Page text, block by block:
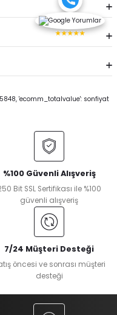
'ecomm_totalvalue': sonfiyat
%100 Güvenli Alışveriş
Bit SSL Sertifikası ile %100
güvenli alışveriş
7/24 Müşteri Desteği
öncesi ve sonrası müşteri
desteği
★★★★★